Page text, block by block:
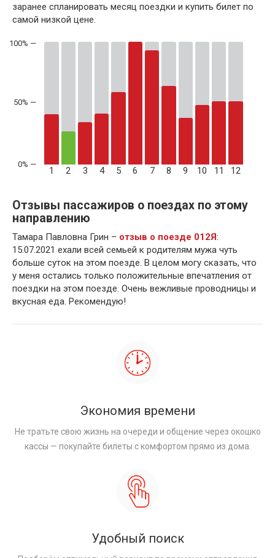
заранее спланировать месяц поездки и купить билет по
самой низкой цене.
50% —
1 2 3 4 5 6 7 8 9 10 11 12
Отзывы пассажиров о поездах по этому
направлению
Тамара Павловна Грин – отзыв о поезде 012Я:
15.07.2021 ехали всей семьей к родителям мужа чуть
больше суток на этом поезде. В целом могу сказать, что
у меня остались только положительные впечатления от
поездки на этом поезде. Очень вежливые проводницы и
вкусная еда. Рекомендую!
Экономия времени
Не тратьте свою жизнь на очереди и общение через окошко
кассы — покупайте билеты с комфортом прямо из дома.
Удобный поиск